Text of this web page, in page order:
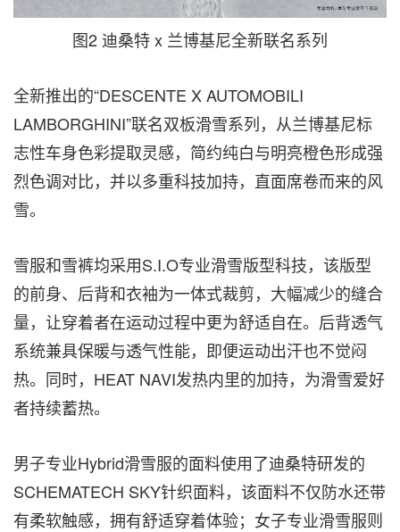
图2 迪桑特 x 兰博基尼全新联名系列
全新推出的“DESCENTE X AUTOMOBILI
LAMBORGHINI”联名双板滑雪系列，从兰博基尼标
志性车身色彩提取灵感，简约纯白与明亮橙色形成强
烈色调对比，并以多重科技加持，直面席卷而来的风
雪。
雪服和雪裤均采用S.I.O专业滑雪版型科技，该版型
的前身、后背和衣袖为一体式裁剪，大幅减少的缝合
量，让穿着者在运动过程中更为舒适自在。后背透气
系统兼具保暖与透气性能，即便运动出汗也不觉闷
热。同时，HEAT NAVI发热内里的加持，为滑雪爱好
者持续蓄热。
男子专业Hybrid滑雪服的面料使用了迪桑特研发的
SCHEMATECH SKY针织面料，该面料不仅防水还带
有柔软触感，拥有舒适穿着体验；女子专业滑雪服则